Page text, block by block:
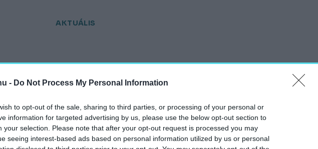
- Do Not Process My Personal Information
to opt-out of the sale, sharing to third parties, or processing of your personal or
information for targeted advertising by us, please use the below opt-out section to
your selection. Please note that after your opt-out request is processed you may
seeing interest-based ads based on personal information utilized by us or personal
AKTUÁLIS
hely.hu